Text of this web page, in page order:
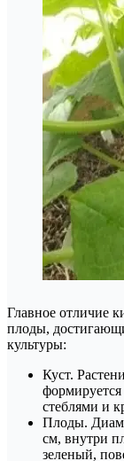
Главное отличие
плоды,
культуры:
Куст.
стеблями и
Плоды.
см, внутри
зеленый,